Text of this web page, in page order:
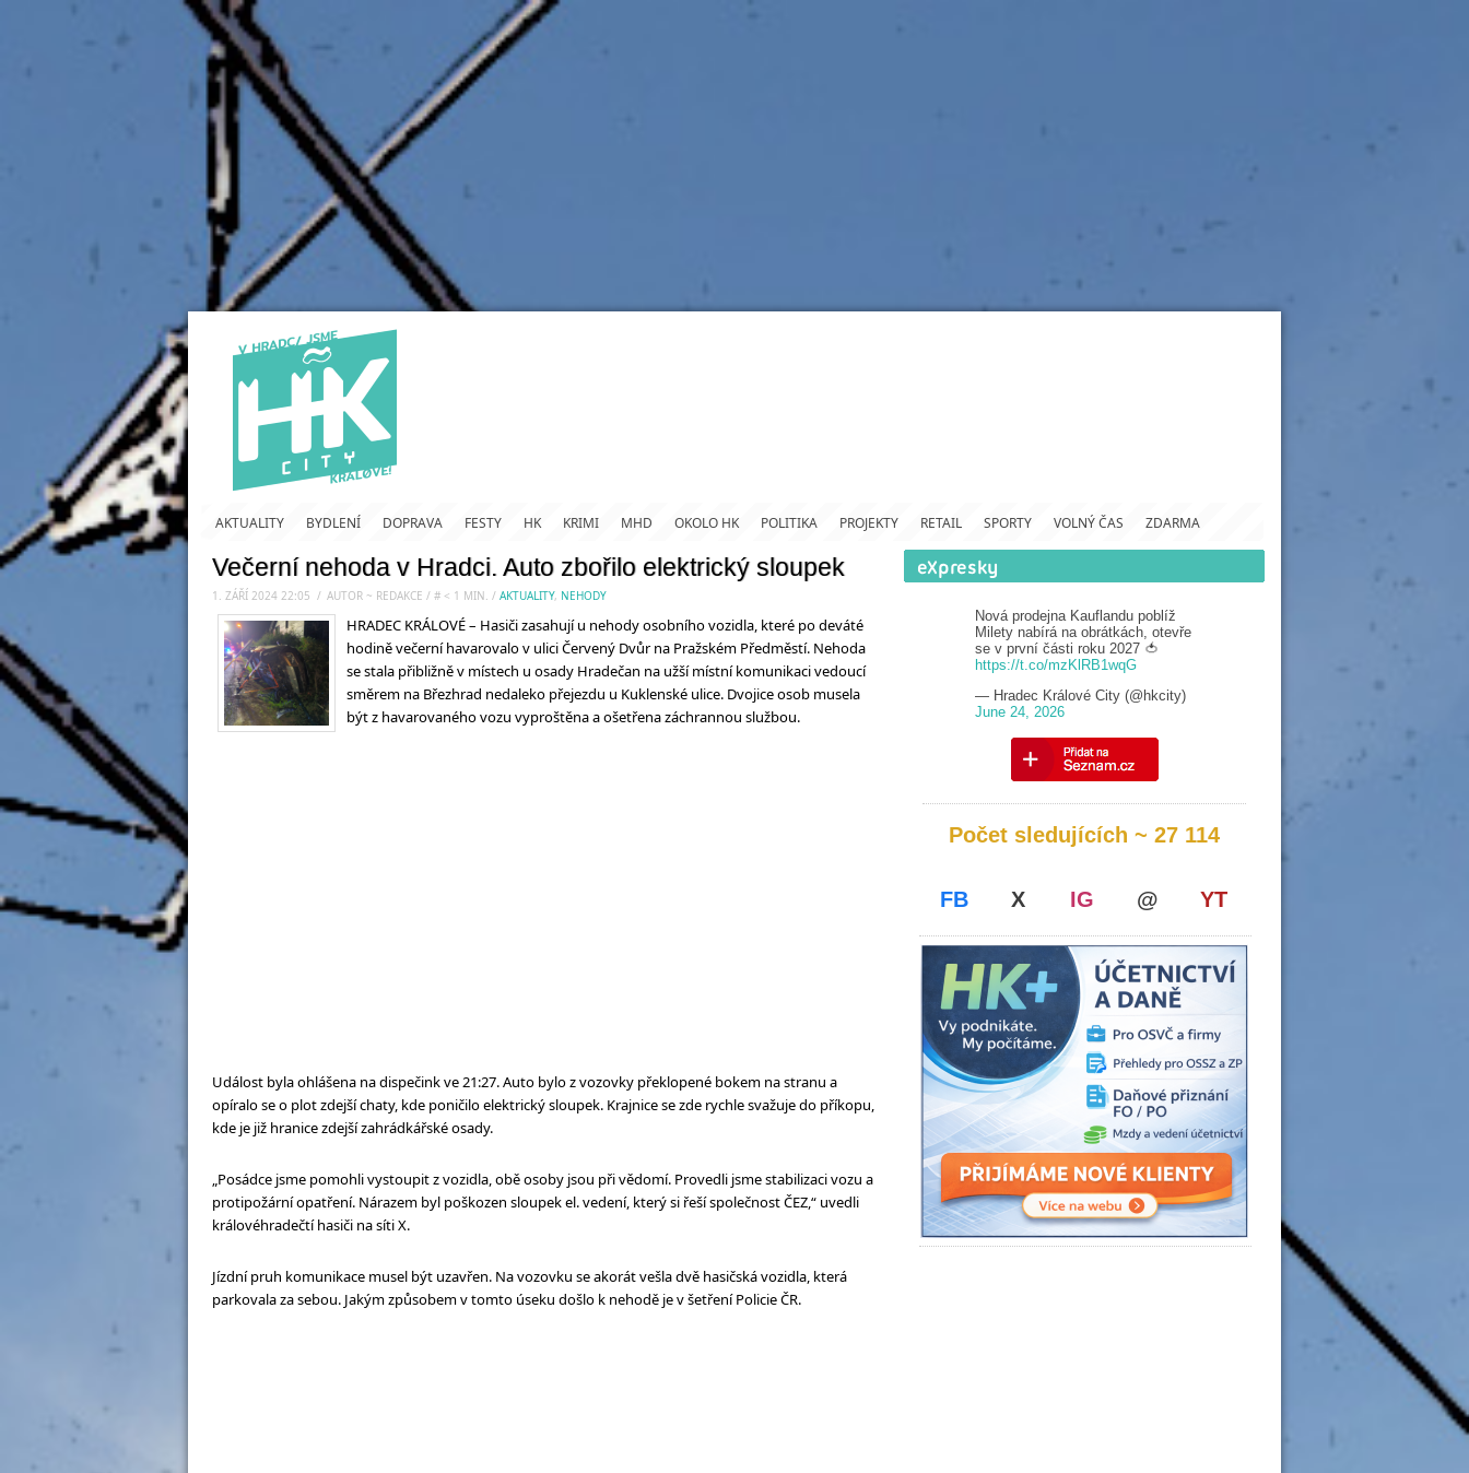
AKTUALITY BYDLENÍ DOPRAVA FESTY HK KRIMI MHD OKOLO HK POLITIKA PROJEKTY RETAIL SPORTY VOLNÝ ČAS ZDARMA
Večerní nehoda v Hradci. Auto zbořilo elektrický sloupek
1. ZÁŘÍ 2024 22:05 / AUTOR ~ REDAKCE / # < 1 MIN. / AKTUALITY, NEHODY
HRADEC KRÁLOVÉ – Hasiči zasahují u nehody osobního vozidla, které po deváté
hodině večerní havarovalo v ulici Červený Dvůr na Pražském Předměstí. Nehoda
se stala přibližně v místech u osady Hradečan na užší místní komunikaci vedoucí
směrem na Březhrad nedaleko přejezdu u Kuklenské ulice. Dvojice osob musela
být z havarovaného vozu vyproštěna a ošetřena záchrannou službou.
Událost byla ohlášena na dispečink ve 21:27. Auto bylo z vozovky překlopené bokem na stranu a
opíralo se o plot zdejší chaty, kde poničilo elektrický sloupek. Krajnice se zde rychle svažuje do příkopu,
kde je již hranice zdejší zahrádkářské osady.
„Posádce jsme pomohli vystoupit z vozidla, obě osoby jsou při vědomí. Provedli jsme stabilizaci vozu a
protipožární opatření. Nárazem byl poškozen sloupek el. vedení, který si řeší společnost ČEZ,“ uvedli
královéhradečtí hasiči na síti X.
Jízdní pruh komunikace musel být uzavřen. Na vozovku se akorát vešla dvě hasičská vozidla, která
parkovala za sebou. Jakým způsobem v tomto úseku došlo k nehodě je v šetření Policie ČR.
Nová prodejna Kauflandu poblíž
Milety nabírá na obrátkách, otevře
se v první části roku 2027 🍅
https://t.co/mzKlRB1wqG
— Hradec Králové City (@hkcity)
June 24, 2026
Počet sledujících ~ 27 114
FB X IG @ YT